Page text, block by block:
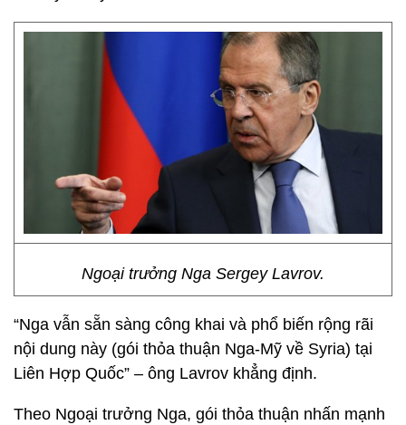
Ngoại trưởng Nga Sergey Lavrov.
“Nga vẫn sẵn sàng công khai và phổ biến rộng rãi
nội dung này (gói thỏa thuận Nga-Mỹ về Syria) tại
Liên Hợp Quốc” – ông Lavrov khẳng định.
Theo Ngoại trưởng Nga, gói thỏa thuận nhấn mạnh